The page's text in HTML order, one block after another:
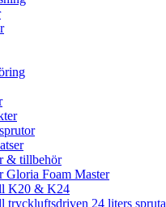
& tillbehör
Gloria Foam Master
K20 & K24
tryckluftsdriven 24 liters spruta